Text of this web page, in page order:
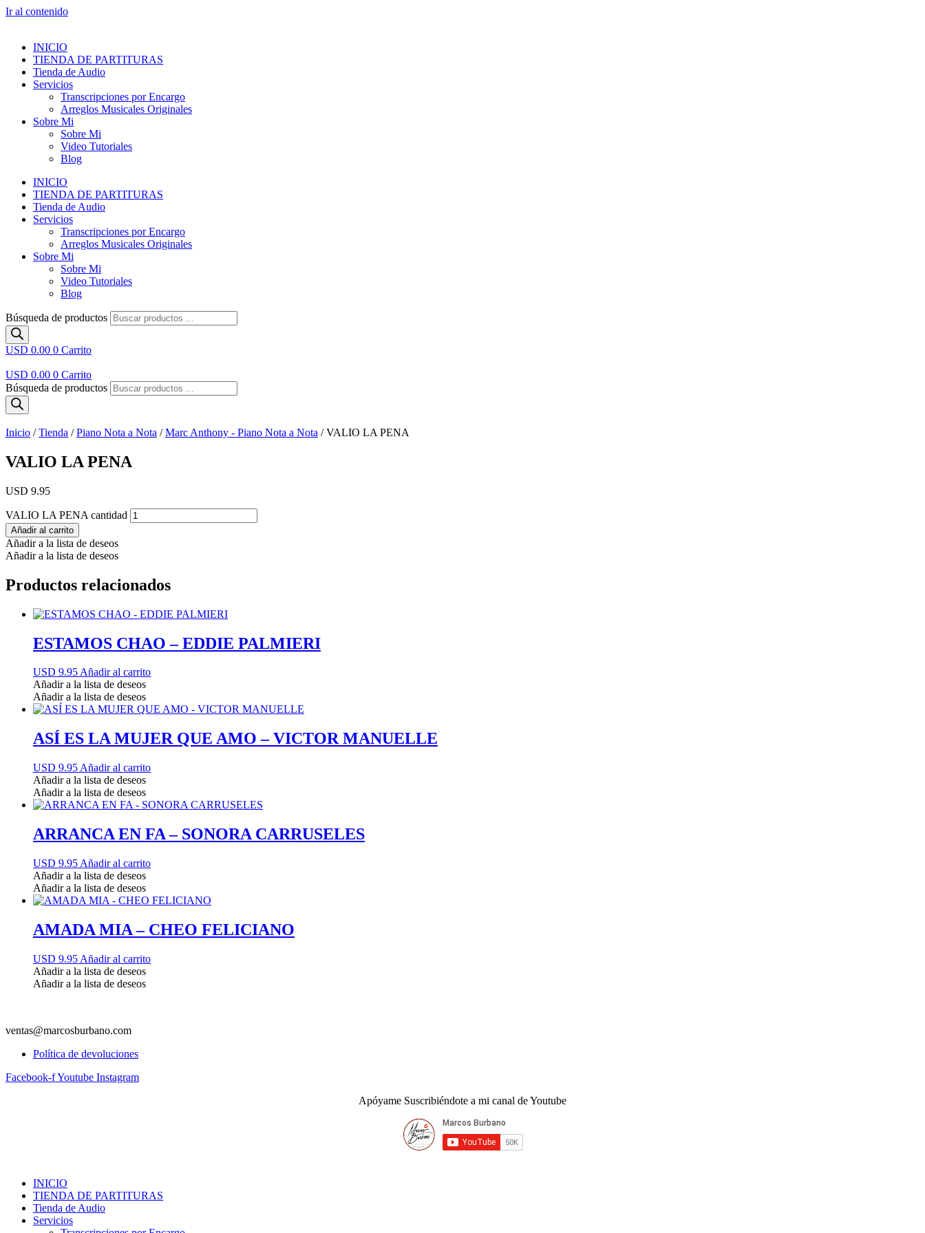
Ir al contenido
INICIO
TIENDA DE PARTITURAS
Tienda de Audio
Servicios
Transcripciones por Encargo
Arreglos Musicales Originales
Sobre Mi
Sobre Mi
Video Tutoriales
Blog
INICIO
TIENDA DE PARTITURAS
Tienda de Audio
Servicios
Transcripciones por Encargo
Arreglos Musicales Originales
Sobre Mi
Sobre Mi
Video Tutoriales
Blog
Búsqueda de productos
USD 0.00 0 Carrito
USD 0.00 0 Carrito
Búsqueda de productos
Inicio /Tienda /Piano Nota a Nota /Marc Anthony - Piano Nota a Nota / VALIO LA PENA
VALIO LA PENA
USD 9.95
VALIO LA PENA cantidad
Añadir al carrito
Añadir a la lista de deseos
Añadir a la lista de deseos
Productos relacionados
ESTAMOS CHAO – EDDIE PALMIERI
USD 9.95Añadir al carrito
Añadir a la lista de deseos
Añadir a la lista de deseos
ASÍ ES LA MUJER QUE AMO – VICTOR MANUELLE
USD 9.95 Añadir al carrito
Añadir a la lista de deseos
Añadir a la lista de deseos
ARRANCA EN FA – SONORA CARRUSELES
USD 9.95 Añadir al carrito
Añadir a la lista de deseos
Añadir a la lista de deseos
AMADA MIA – CHEO FELICIANO
USD 9.95 Añadir al carrito
Añadir a la lista de deseos
Añadir a la lista de deseos
ventas@marcosburbano.com
Política de devoluciones
Facebook-fYoutube Instagram
Apóyame Suscribiéndote a mi canal de Youtube
INICIO
TIENDA DE PARTITURAS
Tienda de Audio
Servicios